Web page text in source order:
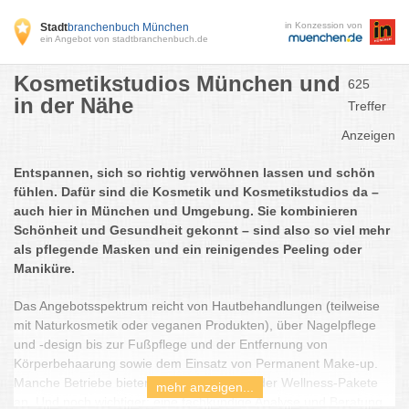
Stadtbranchenbuch München
ein Angebot von stadtbranchenbuch.de
in Konzession von
Kosmetikstudios München und
in der Nähe
625
Treffer
Anzeigen
Entspannen, sich so richtig verwöhnen lassen und schön
fühlen. Dafür sind die Kosmetik und Kosmetikstudios da –
auch hier in München und Umgebung. Sie kombinieren
Schönheit und Gesundheit gekonnt – sind also so viel mehr
als pflegende Masken und ein reinigendes Peeling oder
Maniküre.
Das Angebotsspektrum reicht von Hautbehandlungen (teilweise
mit Naturkosmetik oder veganen Produkten), über Nagelpflege
und -design bis zur Fußpflege und der Entfernung von
Körperbehaarung sowie dem Einsatz von Permanent Make-up.
Manche Betriebe bieten auch Massagen oder Wellness-Pakete
an. Und noch wichtiger: eine fachkundige Analyse und Beratung
mehr anzeigen...